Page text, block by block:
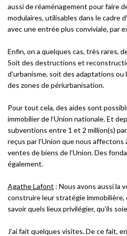
aussi de réaménagement pour faire
modulaires, utilisables dans le cadre
avec une entrée plus conviviale, par
Enfin, on a quelques cas, très rares,
Soit des destructions et
d’urbanisme, soit des adaptations ou
des zones de périurbanisation.
Pour tout cela, des aides sont
immobilier de l’Union nationale. Et
subventions entre 1 et 2 million(s)
reçus par l’Union que nous affectons
ventes de biens de l’Union. Des
également.
Agathe Lafont : Nous avons aussi la
construire leur stratégie immobilière,
savoir quels lieux privilégier, qu’ils
J’ai fait quelques visites. De ce fait,